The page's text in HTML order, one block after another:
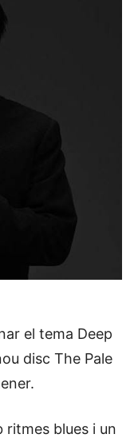
el tema Deep
disc The Pale
ritmes blues i un